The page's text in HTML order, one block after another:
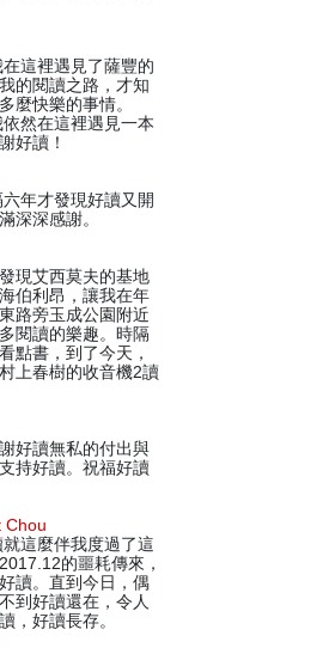
這裡遇見了薩豐的
的閱讀之路，才知
麼快樂的事情。
然在這裡遇見一本
好讀！
年才發現好讀又開
深深感謝。
現艾西莫夫的基地
伯利昂，讓我在年
路旁玉成公園附近
閱讀的樂趣。時隔
點書，到了今天，
上春樹的收音機2讀
好讀無私的付出與
持好讀。祝福好讀
Chou
這麼伴我度過了這
的噩耗傳來，
讀。直到今日，偶
到好讀還在，令人
，好讀長存。